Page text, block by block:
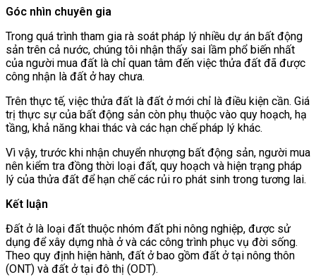
Góc nhìn chuyên gia
Trong quá trình tham gia rà soát pháp lý nhiều dự án bất động
sản trên cả nước, chúng tôi nhận thấy sai lầm phổ biến nhất
của người mua đất là chỉ quan tâm đến việc thửa đất đã được
công nhận là đất ở hay chưa.
Trên thực tế, việc thửa đất là đất ở mới chỉ là điều kiện cần. Giá
trị thực sự của bất động sản còn phụ thuộc vào quy hoạch, hạ
tầng, khả năng khai thác và các hạn chế pháp lý khác.
Vì vậy, trước khi nhận chuyển nhượng bất động sản, người mua
nên kiểm tra đồng thời loại đất, quy hoạch và hiện trạng pháp
lý của thửa đất để hạn chế các rủi ro phát sinh trong tương lai.
Kết luận
Đất ở là loại đất thuộc nhóm đất phi nông nghiệp, được sử
dụng để xây dựng nhà ở và các công trình phục vụ đời sống.
Theo quy định hiện hành, đất ở bao gồm đất ở tại nông thôn
(ONT) và đất ở tại đô thị (ODT).